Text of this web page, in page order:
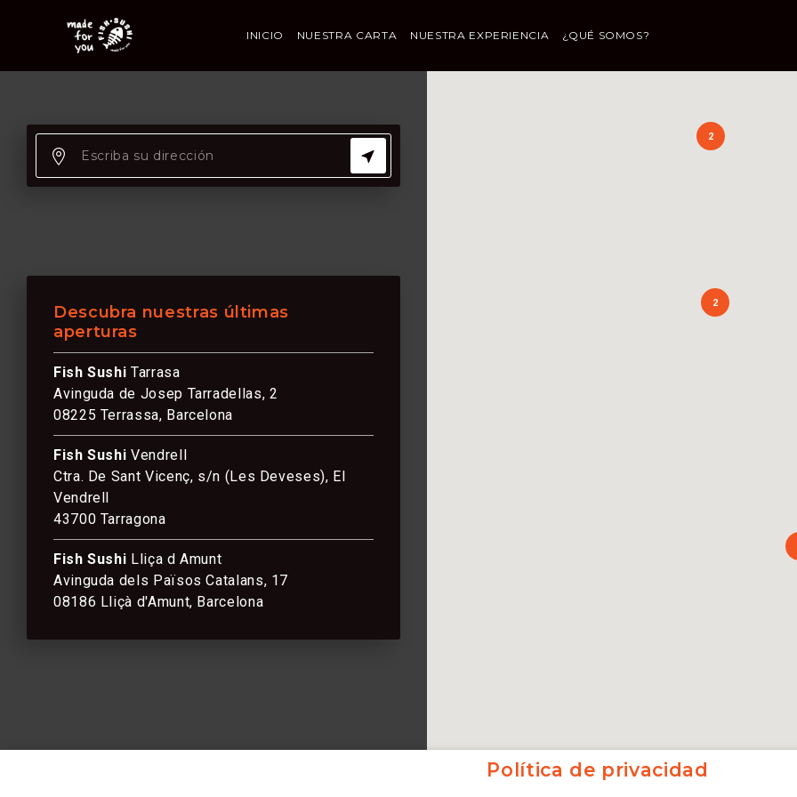
INICIO NUESTRA CARTA NUESTRA EXPERIENCIA ¿QUÉ SOMOS?
2
2
Descubra nuestras últimas
aperturas
Fish Sushi Tarrasa
Avinguda de Josep Tarradellas, 2
08225 Terrassa, Barcelona
Fish Sushi Vendrell
Ctra. De Sant Vicenç, s/n (Les Deveses), El
Vendrell
43700 Tarragona
Fish Sushi Lliça d Amunt
Avinguda dels Països Catalans, 17
08186 Lliçà d'Amunt, Barcelona
Política de privacidad